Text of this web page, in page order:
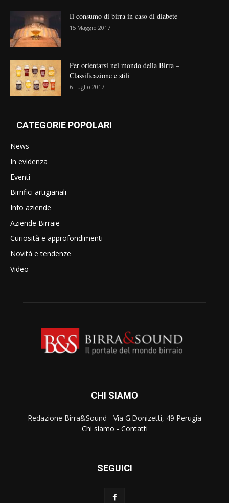
Il consumo di birra in caso di diabete
15 Maggio 2017
Per orientarsi nel mondo della Birra –
Classificazione e stili
6 Luglio 2017
CATEGORIE POPOLARI
News
In evidenza
Eventi
Birrifici artigianali
Info aziende
Aziende Birraie
Curiosità e approfondimenti
Novità e tendenze
Video
CHI SIAMO
Redazione Birra&Sound - Via G.Donizetti, 49 Perugia
Chi siamo - Contatti
SEGUICI